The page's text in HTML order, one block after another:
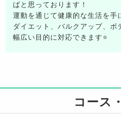
ばと思っております！
運動を通じて健康的な生活を手
ダイエット、バルクアップ、
幅広い目的に対応できます⭐️
コース